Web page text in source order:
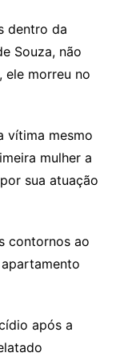
dentro da
Souza, não
ele morreu no
vítima mesmo
mulher a
sua atuação
contornos ao
após a